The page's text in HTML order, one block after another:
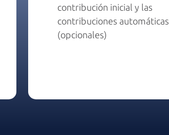
contribución inicial y las
contribuciones automáticas
(opcionales)